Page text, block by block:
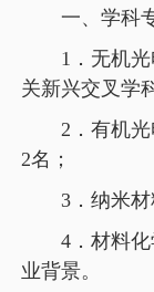
一、学科
1．无机
关新兴交叉学
2．有机
2名；
3．纳米
4．材料
业背景。